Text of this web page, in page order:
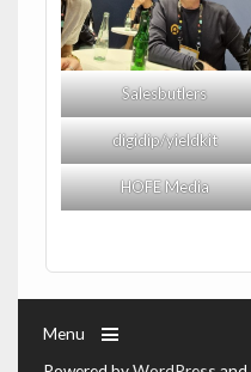
Salesbutlers
digidip/yieldkit
HOFE Media
Menu